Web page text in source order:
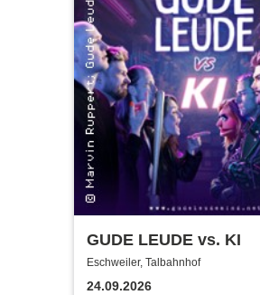
GUDE LEUDE vs. KI
Eschweiler, Talbahnhof
24.09.2026